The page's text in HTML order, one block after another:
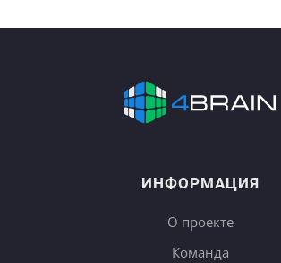
ИНФОРМАЦИЯ
О проекте
Команда